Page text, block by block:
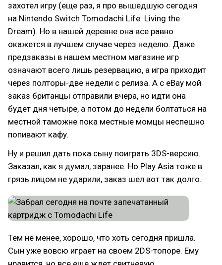
захотел игру (еще раз, я про вышедшую сегодня
на Nintendo Switch Tomodachi Life: Living the
Dream). Но в нашей деревне она все равно
окажется в лучшем случае через неделю. Даже
предзаказы в нашем местном магазине игр
означают всего лишь резервацию, а игра приходит
через полторы-две недели с релиза. А с eBay мой
заказ британцы отправили вчера, но идти она
будет дня четыре, а потом до недели болтаться на
местной таможне пока местные момцы неспешно
попивают кафу.
Ну и решил дать пока сыну поиграть 3DS-версию.
Заказал, как я думал, заранее. Но Play Asia тоже в
грязь лицом не ударили, заказ шел вот так долго.
Тем не менее, хорошо, что хоть сегодня пришла.
Сын уже вовсю играет на своем 2DS-топоре. Ему